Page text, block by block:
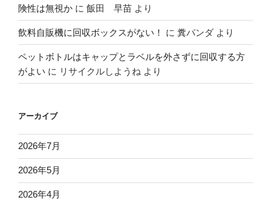
険性は無視か に 飯田 早苗 より
飲料自販機に回収ボックスがない！ に 糞パンダ より
ペットボトルはキャップとラベルを外さずに回収する方
がよい に リサイクルしようね より
アーカイブ
2026年7月
2026年5月
2026年4月